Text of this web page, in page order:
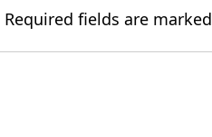
Required fields are marked